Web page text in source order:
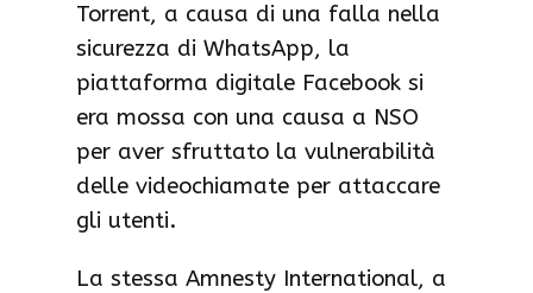
Torrent, a causa di una falla nella
sicurezza di WhatsApp, la
piattaforma digitale Facebook si
era mossa con una causa a NSO
per aver sfruttato la vulnerabilità
delle videochiamate per attaccare
gli utenti.
La stessa Amnesty International, a